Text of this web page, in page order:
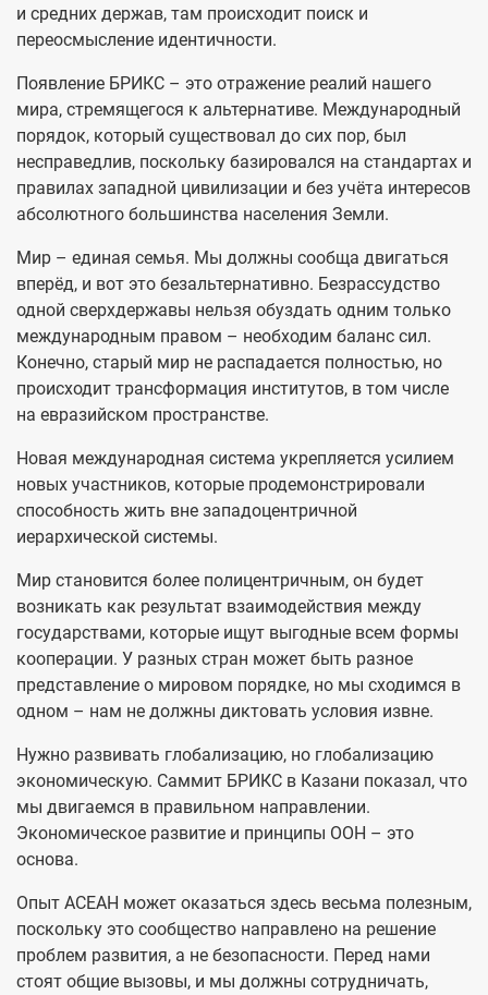
и средних держав, там происходит поиск и
переосмысление идентичности.
Появление БРИКС – это отражение реалий нашего
мира, стремящегося к альтернативе. Международный
порядок, который существовал до сих пор, был
несправедлив, поскольку базировался на стандартах и
правилах западной цивилизации и без учёта интересов
абсолютного большинства населения Земли.
Мир – единая семья. Мы должны сообща двигаться
вперёд, и вот это безальтернативно. Безрассудство
одной сверхдержавы нельзя обуздать одним только
международным правом – необходим баланс сил.
Конечно, старый мир не распадается полностью, но
происходит трансформация институтов, в том числе
на евразийском пространстве.
Новая международная система укрепляется усилием
новых участников, которые продемонстрировали
способность жить вне западоцентричной
иерархической системы.
Мир становится более полицентричным, он будет
возникать как результат взаимодействия между
государствами, которые ищут выгодные всем формы
кооперации. У разных стран может быть разное
представление о мировом порядке, но мы сходимся в
одном – нам не должны диктовать условия извне.
Нужно развивать глобализацию, но глобализацию
экономическую. Саммит БРИКС в Казани показал, что
мы двигаемся в правильном направлении.
Экономическое развитие и принципы ООН – это
основа.
Опыт АСЕАН может оказаться здесь весьма полезным,
поскольку это сообщество направлено на решение
проблем развития, а не безопасности. Перед нами
стоят общие вызовы, и мы должны сотрудничать,